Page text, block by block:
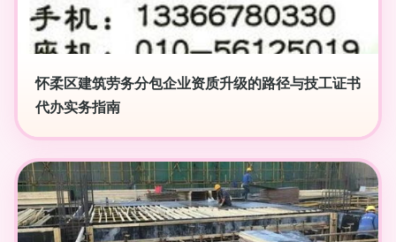
怀柔区建筑劳务分包企业资质升级的路径与技工证书
代办实务指南